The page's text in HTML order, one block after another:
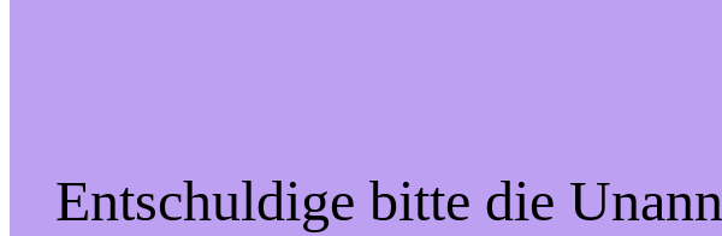
Entschuldige bitte die